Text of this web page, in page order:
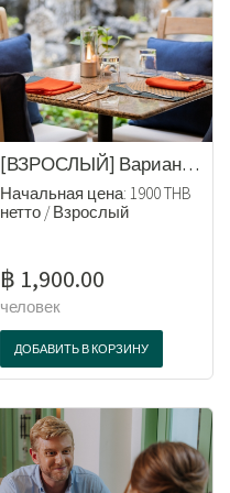
[ВЗРОСЛЫЙ] Варианты пакета «Полный пансион»: обед и ужин.
Начальная цена: 1900 THB
нетто / Взрослый
฿ 1,900.00
человек
ДОБАВИТЬ В КОРЗИНУ